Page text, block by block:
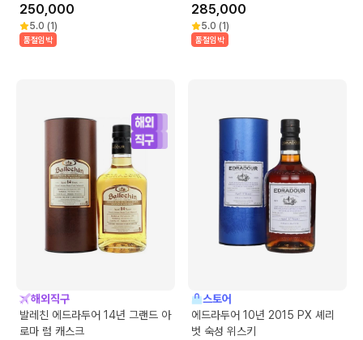
250,000
5.0 (1)
품절임박
285,000
5.0 (1)
품절임박
해외직구
발레친 에드라두어 14년 그랜드 아
로마 럼 캐스크
스토어
에드라두어 10년 2015 PX 셰리
벗 숙성 위스키